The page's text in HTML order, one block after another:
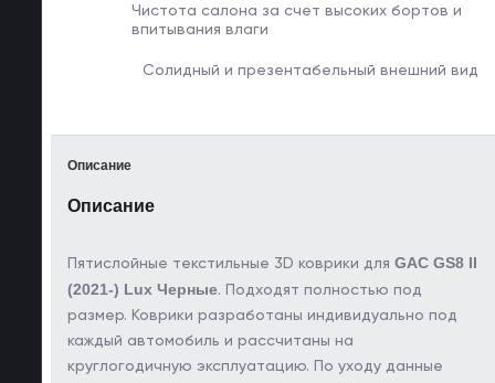
Чистота салона за счетвысоких бортов и
впитывания влаги
Солидный и презентабельный внешний вид
Описание
Описание
Пятислойные текстильные 3D коврики для GAC GS8 II
(2021-) Lux Черные. Подходят полностью под
размер. Коврики разработаны индивидуально под
каждый автомобиль и рассчитаны на
круглогодичную эксплуатацию. По уходу данные